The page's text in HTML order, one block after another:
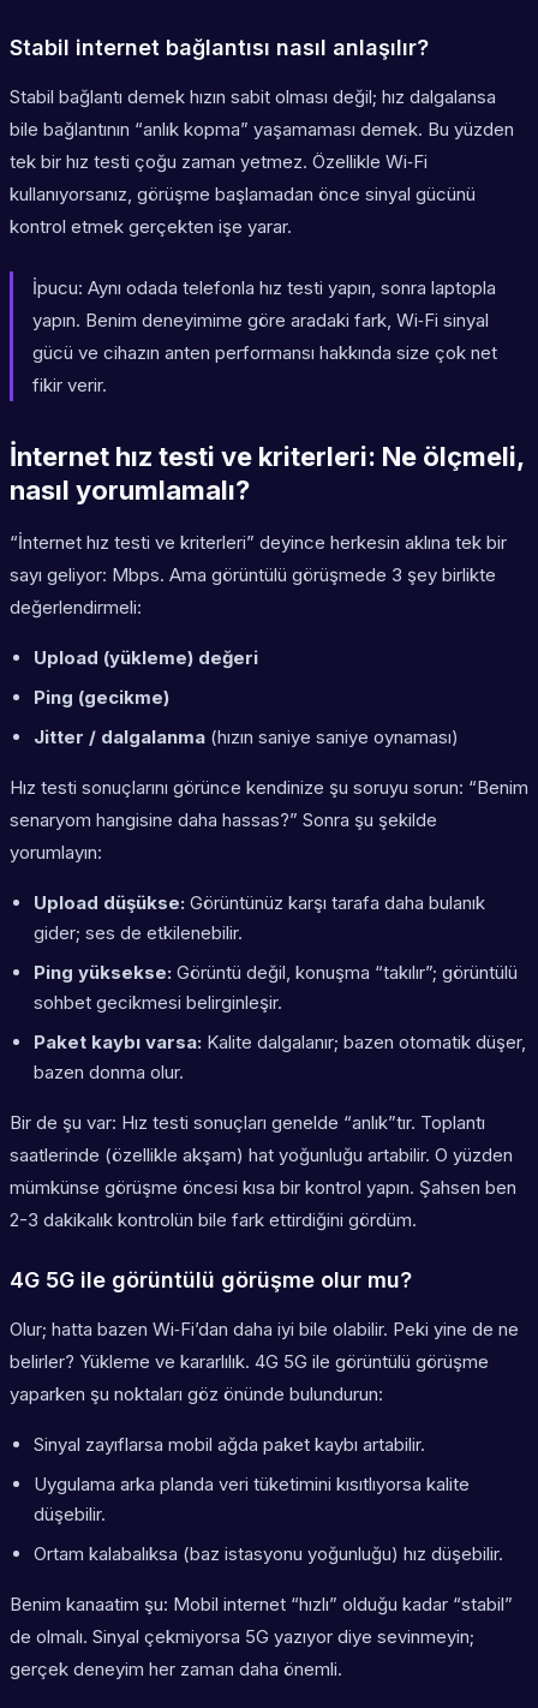
Stabil internet bağlantısı nasıl anlaşılır?
Stabil bağlantı demek hızın sabit olması değil; hız dalgalansa
bile bağlantının “anlık kopma” yaşamaması demek. Bu yüzden
tek bir hız testi çoğu zaman yetmez. Özellikle Wi‑Fi
kullanıyorsanız, görüşme başlamadan önce sinyal gücünü
kontrol etmek gerçekten işe yarar.
İpucu: Aynı odada telefonla hız testi yapın, sonra laptopla
yapın. Benim deneyimime göre aradaki fark, Wi‑Fi sinyal
gücü ve cihazın anten performansı hakkında size çok net
fikir verir.
İnternet hız testi ve kriterleri: Ne ölçmeli,
nasıl yorumlamalı?
“İnternet hız testi ve kriterleri” deyince herkesin aklına tek bir
sayı geliyor: Mbps. Ama görüntülü görüşmede 3 şey birlikte
değerlendirmeli:
Upload (yükleme) değeri
Ping (gecikme)
Jitter / dalgalanma (hızın saniye saniye oynaması)
Hız testi sonuçlarını görünce kendinize şu soruyu sorun: “Benim
senaryom hangisine daha hassas?” Sonra şu şekilde
yorumlayın:
Upload düşükse: Görüntünüz karşı tarafa daha bulanık
gider; ses de etkilenebilir.
Ping yüksekse: Görüntü değil, konuşma “takılır”; görüntülü
sohbet gecikmesi belirginleşir.
Paket kaybı varsa: Kalite dalgalanır; bazen otomatik düşer,
bazen donma olur.
Bir de şu var: Hız testi sonuçları genelde “anlık”tır. Toplantı
saatlerinde (özellikle akşam) hat yoğunluğu artabilir. O yüzden
mümkünse görüşme öncesi kısa bir kontrol yapın. Şahsen ben
2-3 dakikalık kontrolün bile fark ettirdiğini gördüm.
4G 5G ile görüntülü görüşme olur mu?
Olur; hatta bazen Wi‑Fi’dan daha iyi bile olabilir. Peki yine de ne
belirler? Yükleme ve kararlılık. 4G 5G ile görüntülü görüşme
yaparken şu noktaları göz önünde bulundurun:
Sinyal zayıflarsa mobil ağda paket kaybı artabilir.
Uygulama arka planda veri tüketimini kısıtlıyorsa kalite
düşebilir.
Ortam kalabalıksa (baz istasyonu yoğunluğu) hız düşebilir.
Benim kanaatim şu: Mobil internet “hızlı” olduğu kadar “stabil”
de olmalı. Sinyal çekmiyorsa 5G yazıyor diye sevinmeyin;
gerçek deneyim her zaman daha önemli.